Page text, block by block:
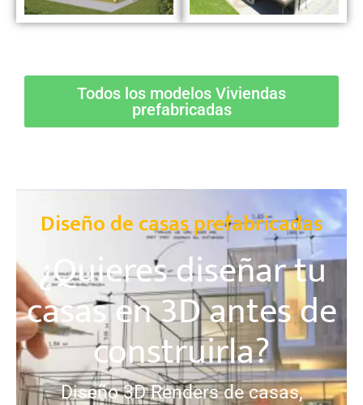
Todos los modelos Viviendas
prefabricadas
Diseño de casas prefabricadas
¿Quieres diseñar tu
casas en 3D antes de
construirla?
Diseño 3D Renders de casas,